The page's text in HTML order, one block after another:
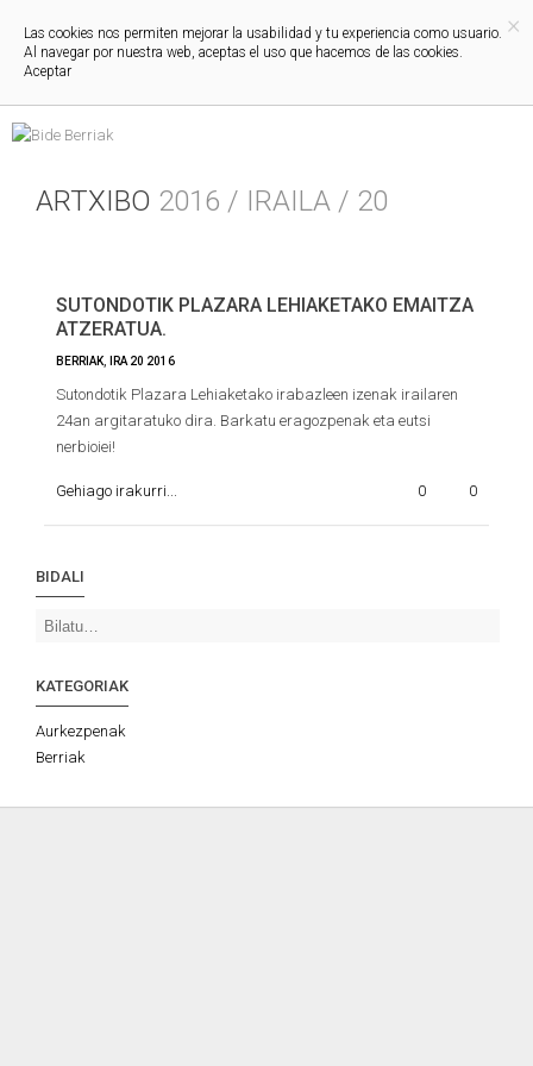
ARTXIBO 2016 / IRAILA / 20
SUTONDOTIK PLAZARA LEHIAKETAKO EMAITZA
ATZERATUA.
BERRIAK IRA 20 2016
Sutondotik Plazara Lehiaketako irabazleen izenak irailaren
24an argitaratuko dira. Barkatu eragozpenak eta eutsi
nerbioiei!
Gehiago irakurri... 0 0
BIDALI
KATEGORIAK
Aurkezpenak
Berriak
×
Las cookies nos permiten mejorar la usabilidad y tu experiencia como usuario.
Al navegar por nuestra web, aceptas el uso que hacemos de las cookies.
Aceptar